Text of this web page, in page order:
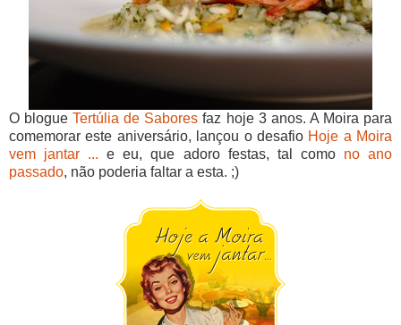
O blogueTertúlia de Sabores faz hoje 3 anos. A Moira para
comemorar este aniversário, lançou o desafio Hoje a Moira
vem jantar ... e eu, que adoro festas, tal como no ano
passado, não poderia faltar a esta. ;)